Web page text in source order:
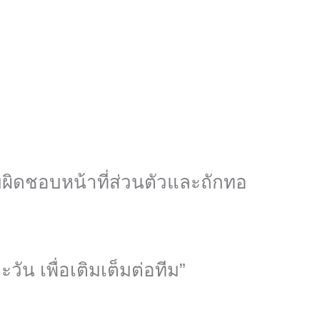
ดชอบหน้าที่ส่วนตัวและถักทอ
น เพื่อเติมเต็มต่อทีม”